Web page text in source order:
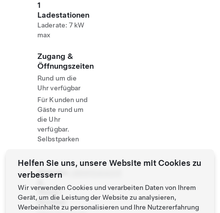
1
Ladestationen
Laderate: 7 kW
max
Zugang &
Öffnungszeiten
Rund um die
Uhr verfügbar
Für Kunden und
Gäste rund um
die Uhr
verfügbar.
Selbstparken
Website
Phone
Number
Helfen Sie uns, unsere Website mit Cookies zu
verbessern
Wir verwenden Cookies und verarbeiten Daten von Ihrem
Gerät, um die Leistung der Website zu analysieren,
Werbeinhalte zu personalisieren und Ihre Nutzererfahrung